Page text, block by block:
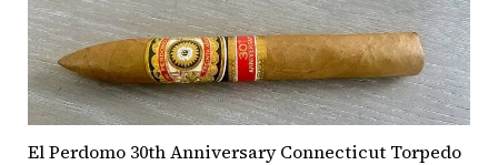
Estate
presenta
‘Undercrown
El
Tigre
Dominicano’
El Perdomo 30th Anniversary Connecticut Torpedo